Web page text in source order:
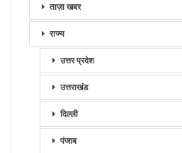
ताज़ा खबर
राज्य
उत्तर प्रदेश
उत्तराखंड
दिल्ली
पंजाब